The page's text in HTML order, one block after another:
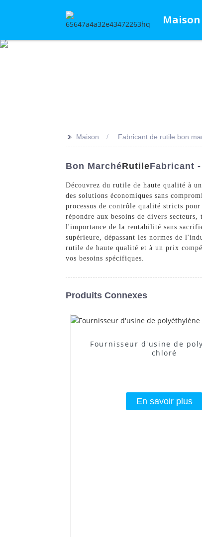
Maison
>> Maison Fabricant de rutile bon
Bon MarchéRutileFabricant
Découvrez du rutile de haute qualité à
des solutions économiques sans
processus de contrôle qualité stricts
répondre aux besoins de divers
l'importance de la rentabilité sans
supérieure, dépassant les normes de
rutile de haute qualité et à un prix
vos besoins spécifiques.
Produits Connexes
Fournisseur d'usine de
chloré
En savoir plus